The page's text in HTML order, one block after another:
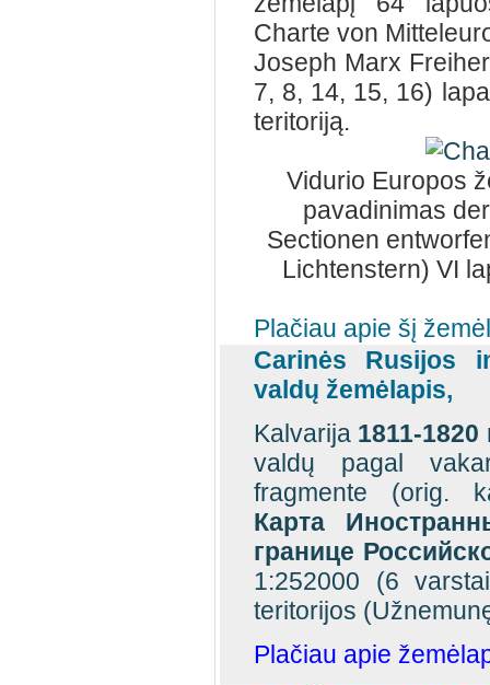
Charte von
Joseph Marx
7, 8, 14, 15, 16)
teritoriją.
Vidurio Europos
pavadinimas
Sectionen
Lichtenstern) VI
Plačiau apie šį
Carinės Rusijos
valdų žemėlapis,
Kalvarija 1811-1820
valdų pagal
fragmente
Карта
границе
1:252000 (6
teritorijos
Plačiau apie